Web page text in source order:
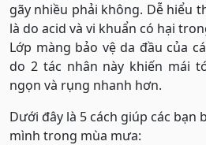
gãy nhiều phải không. Dễ hiểu
là do acid và vi khuẩn có hại
Lớp màng bảo vệ da đầu của
do 2 tác nhân này khiến mái
ngọn và rụng nhanh hơn.
Dưới đây là 5 cách giúp các bạn
mình trong mùa mưa: